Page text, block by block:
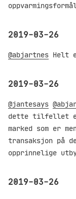
2019-03-26
@abjartnes Helt
2019-03-26
@jantesays
dette tilfellet er
marked som er
transaksjon på
opprinnelige
2019-03-26